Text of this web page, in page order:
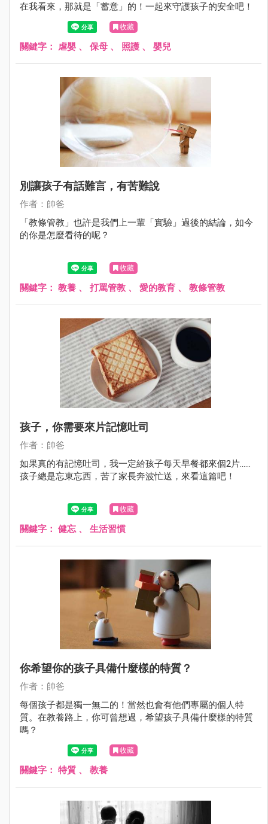
在我看來，那就是「蓄意」的！一起來守護孩子的安全吧！
收藏
關鍵字： 虐嬰 、 保母 、 照護 、 嬰兒
別讓孩子有話難言，有苦難說
作者：帥爸
「教條管教」也許是我們上一輩「實驗」過後的結論，如今
的你是怎麼看待的呢？
收藏
關鍵字： 教養 、 打罵管教 、 愛的教育 、 教條管教
孩子，你需要來片記憶吐司
作者：帥爸
如果真的有記憶吐司，我一定給孩子每天早餐都來個2片......
孩子總是忘東忘西，苦了家長奔波忙送，來看這篇吧！
收藏
關鍵字： 健忘 、 生活習慣
你希望你的孩子具備什麼樣的特質？
作者：帥爸
每個孩子都是獨一無二的！當然也會有他們專屬的個人特
質。在教養路上，你可曾想過，希望孩子具備什麼樣的特質
嗎？
收藏
關鍵字： 特質 、 教養